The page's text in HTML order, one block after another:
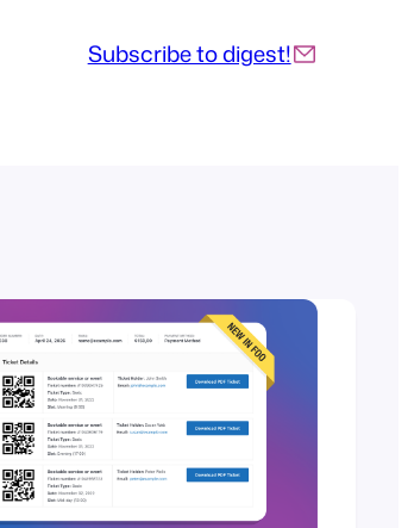
Subscribe to digest!